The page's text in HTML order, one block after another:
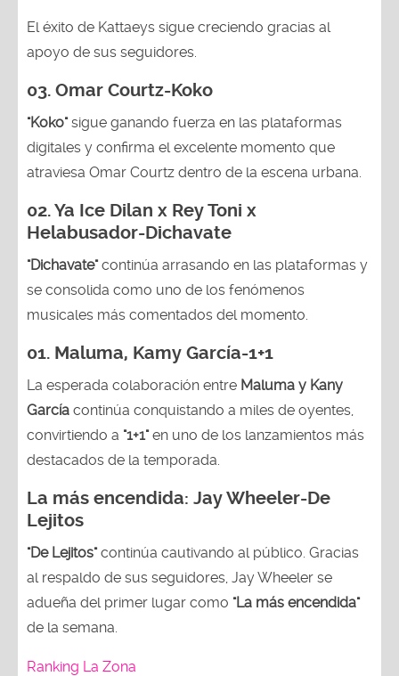
El éxito de Kattaeys sigue creciendo gracias al
apoyo de sus seguidores.
03. Omar Courtz-Koko
"Koko"sigue ganando fuerza en las plataformas
digitales y confirma el excelente momento que
atraviesa Omar Courtz dentro de la escena urbana.
02.Ya Ice Dilan x Rey Toni x
Helabusador-Dichavate
"Dichavate"continúa arrasando en las plataformas y
se consolida como uno de los fenómenos
musicales más comentados del momento.
01. Maluma, Kamy García-1+1
La esperada colaboración entre Maluma y Kany
García continúa conquistando a miles de oyentes,
convirtiendo a "1+1"en uno de los lanzamientos más
destacados de la temporada.
La más encendida: Jay Wheeler-De
Lejitos
"De Lejitos"continúa cautivando al público. Gracias
al respaldo de sus seguidores, Jay Wheeler se
adueña del primer lugar como "La más encendida"
de la semana.
Ranking La Zona